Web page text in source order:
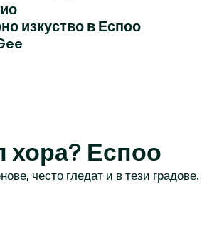
изкуство в Еспоо
Еспоо
често гледат и в тези градове.